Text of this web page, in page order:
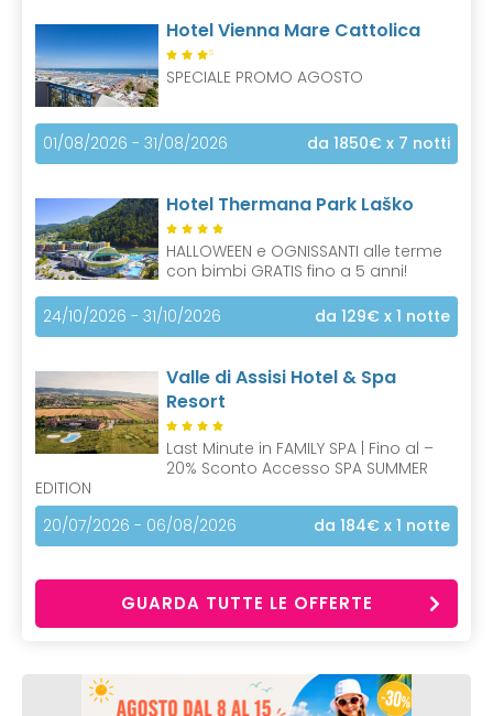
Hotel Vienna Mare Cattolica
S
SPECIALE PROMO AGOSTO
01/08/2026 - 31/08/2026 da 1850€ x 7 notti
Hotel Thermana Park Laško
HALLOWEEN e OGNISSANTI alle terme
con bimbi GRATIS fino a 5 anni!
24/10/2026 - 31/10/2026 da 129€ x 1 notte
Valle di Assisi Hotel & Spa
Resort
Last Minute in FAMILY SPA | Fino al –
20% Sconto Accesso SPA SUMMER
EDITION
20/07/2026 - 06/08/2026
da 184€ x 1 notte
GUARDA TUTTE LE OFFERTE